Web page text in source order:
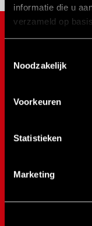
informatie die u
verzameld op
Noodzakelijk
Voorkeuren
Statistieken
Marketing
NOVUS
SPX Power Team
RenQuip
BETEX